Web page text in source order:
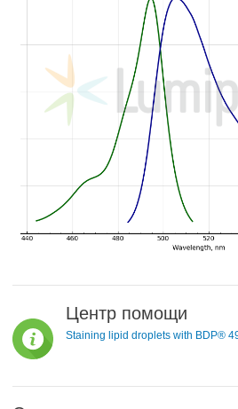
Центр помощи
Staining lipid droplets with BDP®